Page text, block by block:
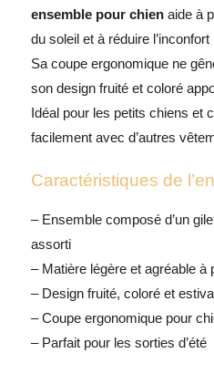
ensemble pour chienaide à
du soleil et à réduire
Sa coupe ergonomique ne
son design fruité et coloré
Idéal pour les petits chiens et
facilement avec d’autres
Caractéristiques de
– Ensemble composé d’un
assorti
– Matière légère et agréable à
– Design fruité, coloré et
– Coupe ergonomique pour
– Parfait pour les sorties d’été